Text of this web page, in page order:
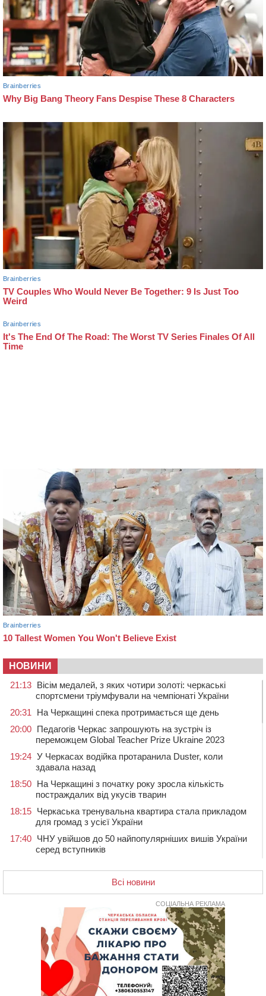
НОВИНИ
21:13 Вісім медалей, з яких чотири золоті: черкаські
спортсмени тріумфували на чемпіонаті України
20:31
На Черкащині спека протримається ще день
20:00 Педагогів Черкас запрошують на зустріч із
переможцем Global Teacher Prize Ukraine 2023
19:24 У Черкасах водійка протаранила Duster, коли
здавала назад
18:50 На Черкащині з початку року зросла кількість
постраждалих від укусів тварин
18:15 Черкаська тренувальна квартира стала прикладом
для громад з усієї України
17:40 ЧНУ увійшов до 50 найпопулярніших вишів України
серед вступників
контейнерний майданчик
16:32
Без розтину грудної клітки: у Черкасах 75-річній
пацієнтці замінили аортальний клапан
У Черкаському онкоцентрі встановили сонячну
електростанцію за понад пів мільйона гривень
У Київській області прощаються з полеглим на
фронті жителем Монастирищини
У Черкасах містяни через нову скляну зупинку і
вирізані дерева потерпають від спеки: Бондаренко
Всі новини
СОЦІАЛЬНА РЕКЛАМА